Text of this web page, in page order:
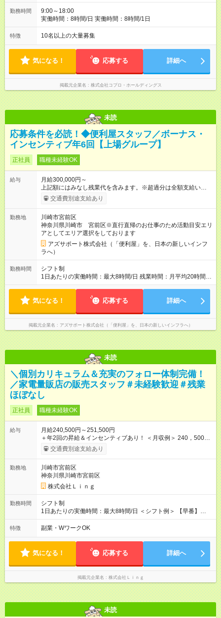
勤務時間
9:00～18:00
実働時間：8時間/日 実働時間：8時間/1日
特徴 10名以上の大量募集
気になる！ 応募する 詳細へ
掲載元企業名 株式会社コプロ・ホールディングス
未読
応募条件を必読！◆便利屋スタッフ／ボーナス・
インセンティブ年6回【上場グループ】
正社員 職種未経験OK
給与
月給300,000円～
上記額にはみなし残業代を含みます。※超過分は全額支給いたし
ます。 みなし残業代 73,808円／月 みなし残業時間 45時間／月
年収＝月給＋ボーナス＋インセンティブ ボーナス ：2回 ※過
（年4回） ※施工スタッフにもインセンティブがもらえます
※合計で約30～60万/年程度で動きます（一番高い方ですと100
万超え） --------------------------------- 昇給：あり ※年1回評価に基
づく 手当：あり 全額100%支給 ・交通費（通勤費） ・業務に
おける活動費 ・超過勤務手当 【注意】 貸与する社用車は、社員
各自が保管していただきます 駐車場代が仮にかかる場合、各社
員での負担となります ※1都3県社員については会社負担があり
ます（ご相談ください） 【試用期間】試用期間あり 試用期間の
ます。 雇用形態：中途採用（契約社員） 給与：本採用時と同じ
です。 試用期間中は嘱託社員契約となります。嘱託社員契約中
の給与・待遇・福利厚生は正社員のものと同じです。99％の方
が試用期間後に正社員に移行しております。
交通費別途支給あり
勤務地
川崎市宮前区
神奈川県川崎市 宮前区※直行直帰のお仕事のため活動目安エリ
アとしてエリア選択をしております
アズサポート株式会社（「便利屋」を、日本の新しいインフ
ラへ）
勤務時間
シフト制
1日あたりの実働時間：最大8時間/日 残業時間：月平均20時間程
度 ※閑散月10時間ほど、繁忙期40時間ほど 【注意】 直行直帰の
によっては出勤・退勤時間が変動する場合がございます 例）
時代
気になる！ 応募する 詳細へ
掲載元企業名 アズサポート株式会社（「便利屋」を、日本の新しいインフラへ）
未読
＼個別カリキュラム＆充実のフォロー体制完備！
／家電量販店の販売スタッフ＃未経験歓迎＃残業
ほぼなし
正社員 職種未経験OK
給与
月給240,500円～251,500円
＋年2回の昇給＆インセンティブあり！ ＜月収例＞ 240，500円
～＋インセンティブ＋賞与＋諸手当 ◎経験・能力を考慮し、決
定します。 ◎残業が発生した場合は、時間外手当を別途全額支
評価するため、年2回の昇給機会を設けています。 さらに、店舗
目標の達成に応じてインセンティブを支給。 チームで協力して
得られる達成感は格別です♪ また、「家電アドバイザー」などの
資格を取得すれば、資格手当も支給。 スキルアップが収入アッ
プに繋がる環境です！ 【試用期間】試用期間あり 試用期間の長
さ：3ヶ月 ※ 雇用形態と給与に、本採用時と異なる部分がありま
す。
交通費別途支給あり
勤務地
川崎市宮前区
神奈川県川崎市宮前区
株式会社Ｌｉｎｇ
勤務時間
シフト制
1日あたりの実働時間：最大8時間/日 ＜シフト例＞ 【早番】
10:00～19:00 【遅番】12:00～21:00 ◎それぞれのご事情に合わ
せて、できるだけシフトも調整します！ ＼残業はありません！
頭、大切な人たちと過ごすなど、プライベートもしっかり大切
にしながらご活躍いただけます♪
特徴 副業・WワークOK
気になる！ 応募する 詳細へ
掲載元企業名 株式会社Ｌｉｎｇ
未読